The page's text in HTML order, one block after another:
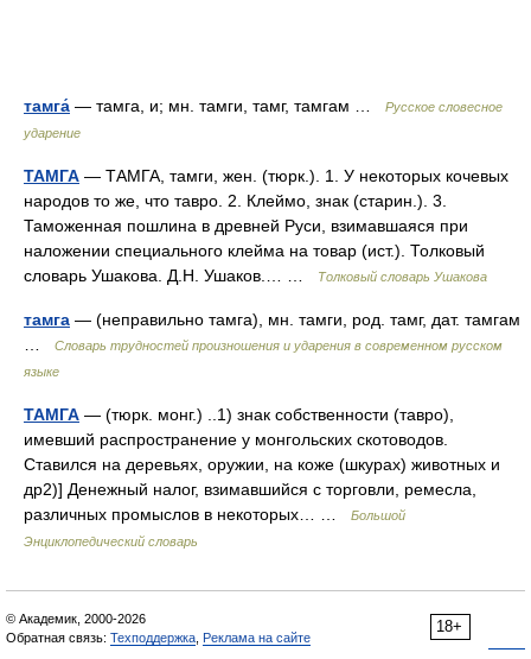
тамга́ — тамга, и; мн. тамги, тамг, тамгам …
Русское словесное
ударение
ТАМГА — ТАМГА, тамги, жен. (тюрк.). 1. У некоторых кочевых
народов то же, что тавро. 2. Клеймо, знак (старин.). 3.
Таможенная пошлина в древней Руси, взимавшаяся при
наложении специального клейма на товар (ист.). Толковый
словарь Ушакова. Д.Н. Ушаков.… …
Толковый словарь Ушакова
тамга — (неправильно тамга), мн. тамги, род. тамг, дат. тамгам
Словарь трудностей произношения и ударения в современном русском
языке
ТАМГА — (тюрк. монг.) ..1) знак собственности (тавро),
имевший распространение у монгольских скотоводов.
Ставился на деревьях, оружии, на коже (шкурах) животных и
др2)] Денежный налог, взимавшийся с торговли, ремесла,
различных промыслов в некоторых… …
Большой
Энциклопедический словарь
18+
© Академик, 2000-2026
Обратная связь: Техподдержка Реклама на сайте